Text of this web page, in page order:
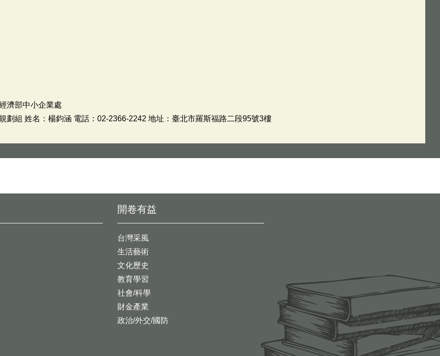
濟部中小企業處
劃組 姓名：楊鈞涵 電話：02-2366-2242 地址：臺北市羅斯福路二段95號3樓
開卷有益
台灣采風
生活藝術
文化歷史
教育學習
社會/科學
財金產業
政治/外交/國防